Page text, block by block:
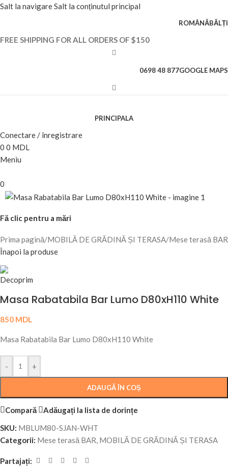
Salt la navigareSalt la conținutul principal
ROMÂNĂBĂLȚI
FREE SHIPPING FOR ALL ORDERS OF $150
0698 48 877GOOGLE MAPS
PRINCIPALA
Conectare / înregistrare
0 0 MDL
Meniu
0
Fă clic pentru a mări
Prima pagină/MOBILĂ DE GRĂDINĂ ȘI TERASA/Mese terasă BAR
Înapoi la produse
Masa Rabatabila Bar Lumo D80xH110 White
850 MDL
Masa Rabatabila Bar Lumo D80xH110 White
- +
ADAUGĂ ÎN COȘ
Compară
Adăugați la lista de dorințe
SKU: MBLUM80-SJAN-WHT
Categorii: Mese terasă BAR, MOBILĂ DE GRĂDINĂ ȘI TERASA
Partajați: